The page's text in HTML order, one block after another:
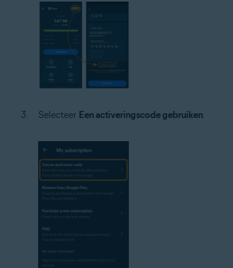
Selecteer Een activeringscode gebruiken